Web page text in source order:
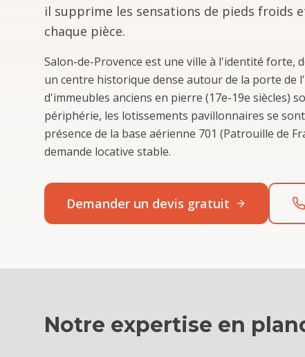
il supprime les sensations de pieds froids
chaque pièce.
Salon-de-Provence est une ville à l'identité forte,
un centre historique dense autour de la porte de
d'immeubles anciens en pierre (17e-19e siècles)
périphérie, les lotissements pavillonnaires se
présence de la base aérienne 701 (Patrouille de
demande locative stable.
Demander un devis gratuit
Notre expertise en